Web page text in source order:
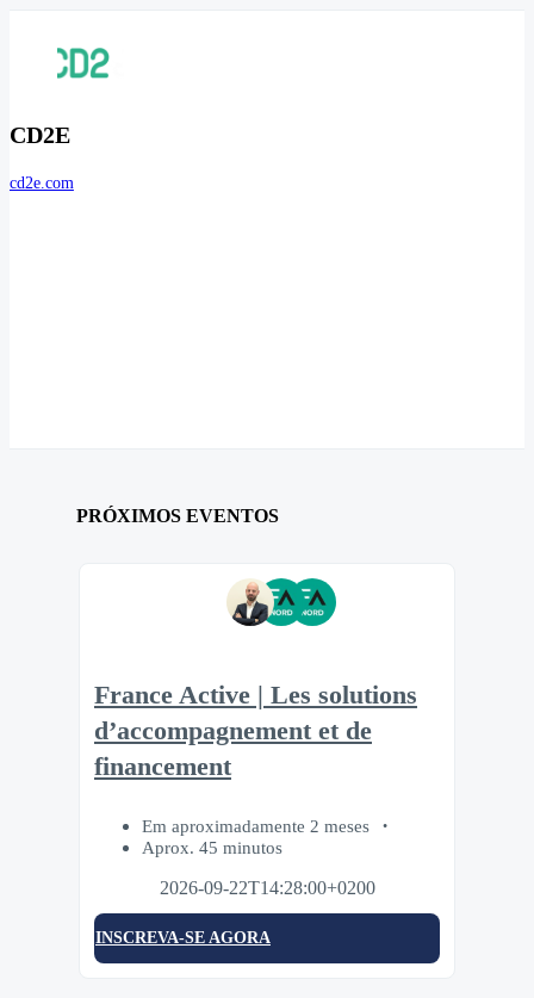
CD2E
cd2e.com
PRÓXIMOS EVENTOS
France Active | Les solutions
d’accompagnement et de
financement
Em aproximadamente 2 meses
Aprox. 45 minutos
2026-09-22T14:28:00+0200
INSCREVA-SE AGORA